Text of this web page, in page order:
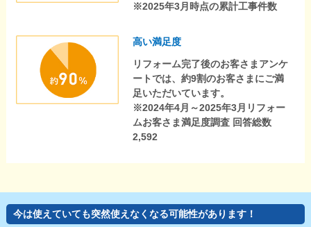
※2025年3月時点の累計工事件数
高い満足度
リフォーム完了後のお客さまアンケ
ートでは、約9割のお客さまにご満
足いただいています。
※2024年4月～2025年3月リフォー
ムお客さま満足度調査 回答総数
2,592
今は使えていても突然使えなくなる可能性があります！